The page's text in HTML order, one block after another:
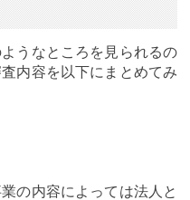
うなところを見られるの
内容を以下にまとめてみ
の内容によっては法人と